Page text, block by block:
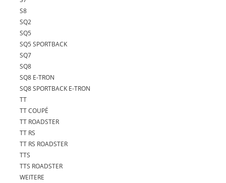
S8
SQ2
SQ5
SQ5 SPORTBACK
SQ7
SQ8
SQ8 E-TRON
SQ8 SPORTBACK E-TRON
TT
TT COUPÉ
TT ROADSTER
TT RS
TT RS ROADSTER
TTS
TTS ROADSTER
WEITERE